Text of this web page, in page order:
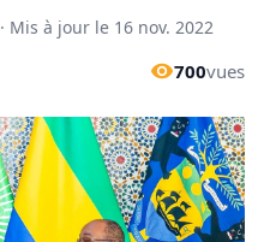
· Mis à jour le 16 nov. 2022
700vues